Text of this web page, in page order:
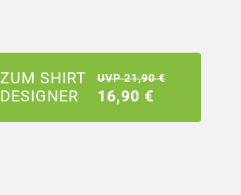
ZUM SHIRT
DESIGNER
UVP 21,90 €
16,90 €